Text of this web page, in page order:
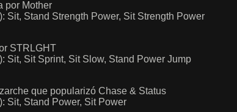
por Mother
Sit, Stand Strength Power, Sit Strength Power
STRLGHT
Sit, Sit Sprint, Sit Slow, Stand Power Jump
que popularizó Chase & Status
Sit, Stand Power, Sit Power